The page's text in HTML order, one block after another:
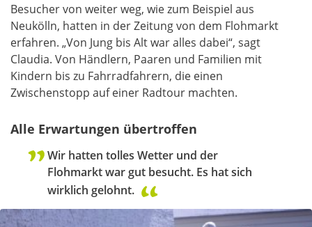
Besucher von weiter weg, wie zum Beispiel aus
Neukölln, hatten in der Zeitung von dem Flohmarkt
erfahren. „Von Jung bis Alt war alles dabei“, sagt
Claudia. Von Händlern, Paaren und Familien mit
Kindern bis zu Fahrradfahrern, die einen
Zwischenstopp auf einer Radtour machten.
Alle Erwartungen übertroffen
Wir hatten tolles Wetter und der
Flohmarkt war gut besucht. Es hat sich
wirklich gelohnt.